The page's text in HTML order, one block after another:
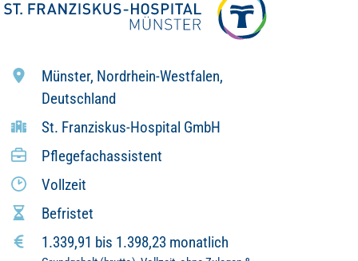
Münster, Nordrhein-Westfalen,
Deutschland
St. Franziskus-Hospital GmbH
Pflegefachassistent
Vollzeit
Befristet
1.339,91 bis 1.398,23 monatlich